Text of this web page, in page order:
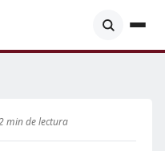
min de lectura